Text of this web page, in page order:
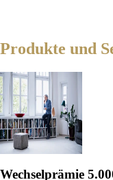
Produkte und
Wechselprämie